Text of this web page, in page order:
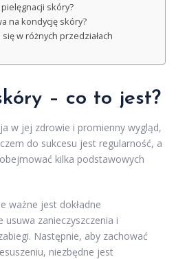
skóry?
na kondycję skóry?
w różnych przedziałach
– co to jest?
w jej zdrowie i promienny wygląd,
do sukcesu jest regularność, a
kilka podstawowych
ważne jest dokładne
usuwa zanieczyszczenia i
Następnie, aby zachować
niezbędne jest